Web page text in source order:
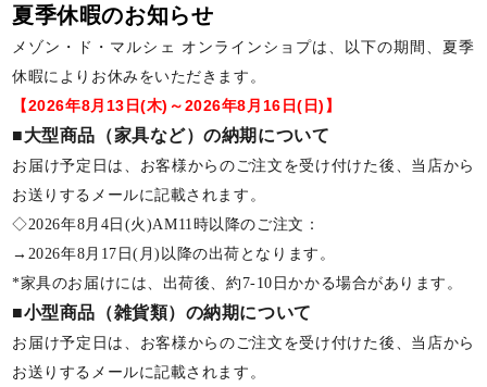
夏季休暇のお知らせ
メゾン・ド・マルシェ オンラインショプは、以下の期間、夏季
休暇によりお休みをいただきます。
【2026年8月13日(木)～2026年8月16日(日)】
■大型商品（家具など）の納期について
お届け予定日は、お客様からのご注文を受け付けた後、当店から
お送りするメールに記載されます。
◇2026年8月4日(火)AM11時以降のご注文：
→2026年8月17日(月)以降の出荷となります。
*家具のお届けには、出荷後、約7-10日かかる場合があります。
■小型商品（雑貨類）の納期について
お届け予定日は、お客様からのご注文を受け付けた後、当店から
お送りするメールに記載されます。